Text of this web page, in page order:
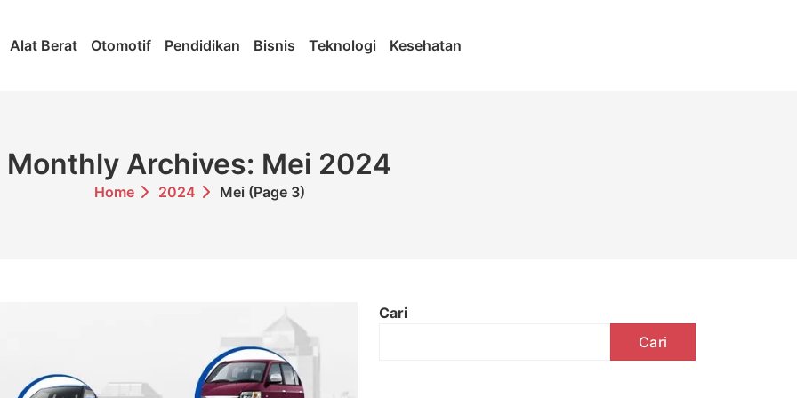
Alat Berat Otomotif Pendidikan Bisnis Teknologi Kesehatan
Monthly Archives: Mei 2024
Home 2024 Mei (Page 3)
Cari
Cari